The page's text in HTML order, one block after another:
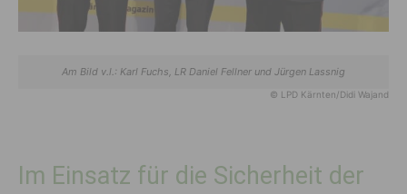
Am Bild v.l.: Karl Fuchs, LR Daniel Fellner und Jürgen Lassnig
© LPD Kärnten/Didi Wajand
Im Einsatz für die Sicherheit der